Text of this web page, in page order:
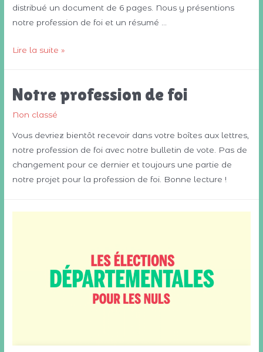
distribué un document de 6 pages. Nous y présentions
notre profession de foi et un résumé …
Notre
Lire la suite »
Notre profession de foi
Non classé
Vous devriez bientôt recevoir dans votre boîtes aux lettres,
notre profession de foi avec notre bulletin de vote. Pas de
changement pour ce dernier et toujours une partie de
notre projet pour la profession de foi. Bonne lecture !